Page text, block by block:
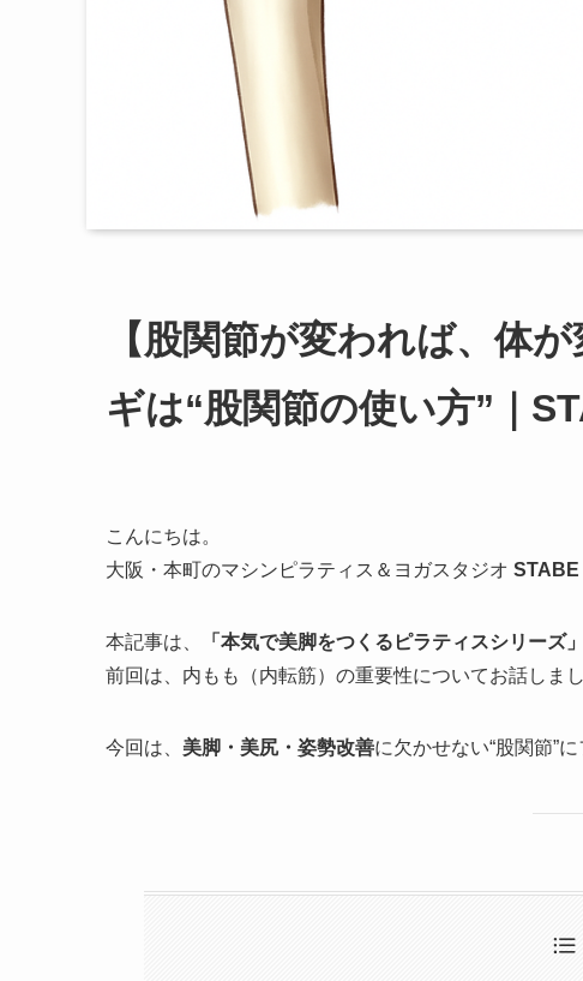
【股関節が変われば、体
ギは“股関節の使い方”｜
こんにちは。
大阪・本町のマシンピラティス＆ヨガスタジオ STABE
本記事は、
「本気で美脚をつくるピラティスシリーズ
前回は、内もも（内転筋）の重要性についてお話しまし
今回は、 美脚・美尻・姿勢改善に欠かせない“股関節”